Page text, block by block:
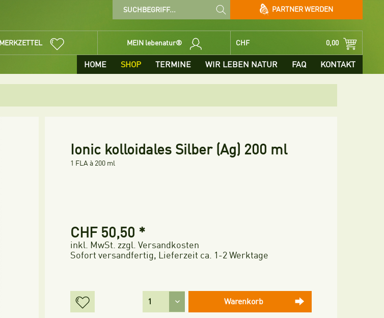
PARTNER WERDEN
MERKZETTEL MEIN lebenatur® CHF 0,00
HOME SHOP TERMINE WIR LEBEN NATUR FAQ KONTAKT
Ionic kolloidales Silber (Ag) 200 ml
1 FLA à 200 ml
CHF 50,50 *
inkl. MwSt. zzgl. Versandkosten
Sofort versandfertig, Lieferzeit ca. 1-2 Werktage
Warenkorb